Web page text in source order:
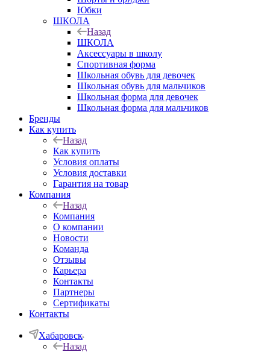
Юбки
ШКОЛА
Назад
ШКОЛА
Аксессуары в школу
Спортивная форма
Школьная обувь для девочек
Школьная обувь для мальчиков
Школьная форма для девочек
Школьная форма для мальчиков
Бренды
Как купить
Назад
Как купить
Условия оплаты
Условия доставки
Гарантия на товар
Компания
Назад
Компания
О компании
Новости
Команда
Отзывы
Карьера
Контакты
Партнеры
Сертификаты
Контакты
Хабаровск
Назад